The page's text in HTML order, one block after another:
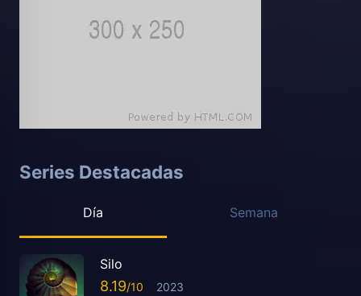
Series Destacadas
Día Semana
Silo
8.19 2023